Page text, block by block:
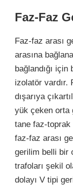
Faz-Faz
Faz-faz arası
arasına
bağlandığı
izolatör vardır.
dışarıya
yük çeken orta
tane faz-toprak
faz-faz arası
gerilim belli bir
trafoları şekil
dolayı V tipi